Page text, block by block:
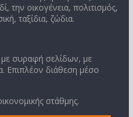
την οικογένεια, πολιτισμός,
ταξίδια, ζώδια.
συραφή σελίδων, με
Επιπλέον διάθεση μέσο
στάθμης.